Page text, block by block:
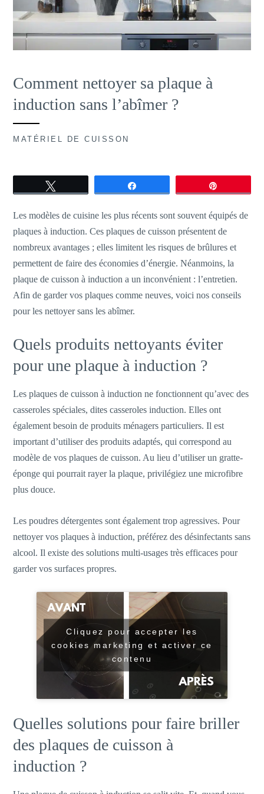
Comment nettoyer sa plaque à
induction sans l’abîmer ?
MATÉRIEL DE CUISSON
Les modèles de cuisine les plus récents sont souvent équipés de
plaques à induction. Ces plaques de cuisson présentent de
nombreux avantages ; elles limitent les risques de brûlures et
permettent de faire des économies d’énergie. Néanmoins, la
plaque de cuisson à induction a un inconvénient : l’entretien.
Afin de garder vos plaques comme neuves, voici nos conseils
pour les nettoyer sans les abîmer.
Quels produits nettoyants éviter
pour une plaque à induction ?
Les plaques de cuisson à induction ne fonctionnent qu’avec des
casseroles spéciales, dites casseroles induction. Elles ont
également besoin de produits ménagers particuliers. Il est
important d’utiliser des produits adaptés, qui correspond au
modèle de vos plaques de cuisson. Au lieu d’utiliser un gratte-
éponge qui pourrait rayer la plaque, privilégiez une microfibre
plus douce.
Les poudres détergentes sont également trop agressives. Pour
nettoyer vos plaques à induction, préférez des désinfectants sans
alcool. Il existe des solutions multi-usages très efficaces pour
garder vos surfaces propres.
Cliquez pour accepter les
cookies marketing et activer ce
contenu
Quelles solutions pour faire briller
des plaques de cuisson à
induction ?